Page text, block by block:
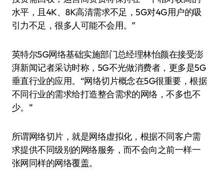
水平，且4K、8K高清需求不足，5G对4G用户的吸
引力不足，很多人可能不会用。”
英特尔5G网络基础实施部门总经理林怡颜在接受澎
湃新闻记者采访时称，5G不光做消费者，更多是5G
垂直行业的应用。“网络切片概念在5G很重要，根据
不同行业的需求给打造整合需求的网络，不多也不
少。”
所谓网络切片，就是网络虚拟化，根据不同客户需
求提供不同级别的网络服务，而不会向之前一样一
张网同样的网络覆盖。